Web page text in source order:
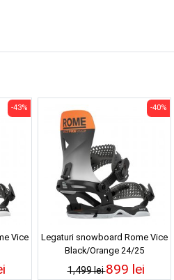
Vice
-43%
Legaturi snowboard Rome Vice
Black/Orange 24/25
1,499 lei
-40%
899 lei